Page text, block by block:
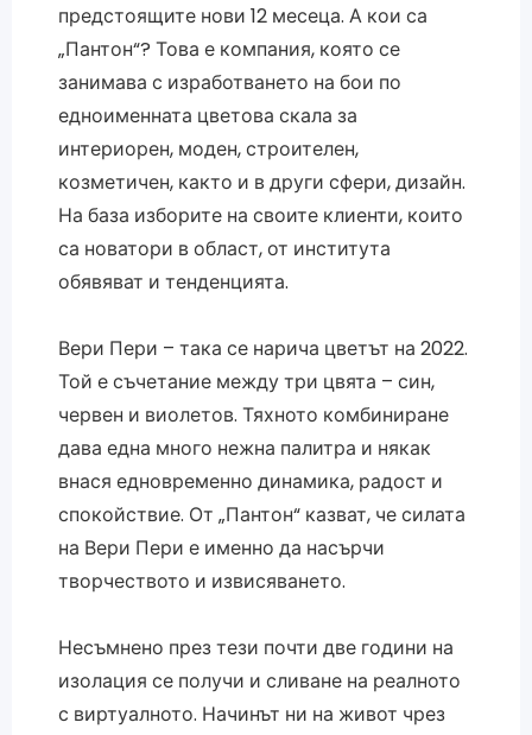
предстоящите нови 12 месеца. А кои са
„Пантон“? Това е компания, която се
занимава с изработването на бои по
едноименната цветова скала за
интериорен, моден, строителен,
козметичен, както и в други сфери, дизайн.
На база изборите на своите клиенти, които
са новатори в област, от института
обявяват и тенденцията.
Вери Пери – така се нарича цветът на 2022.
Той е съчетание между три цвята – син,
червен и виолетов. Тяхното комбиниране
дава една много нежна палитра и някак
внася едновременно динамика, радост и
спокойствие. От „Пантон“ казват, че силата
на Вери Пери е именно да насърчи
творчеството и извисяването.
Несъмнено през тези почти две години на
изолация се получи и сливане на реалното
с виртуалното. Начинът ни на живот чрез